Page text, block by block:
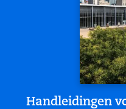
Handleidingen